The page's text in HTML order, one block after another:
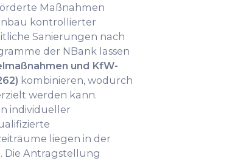
Maßnahmen
kontrollierter
Sanierungen nach
der NBank lassen
und KfW-
kombinieren, wodurch
werden kann.
individueller
liegen in der
Die Antragstellung